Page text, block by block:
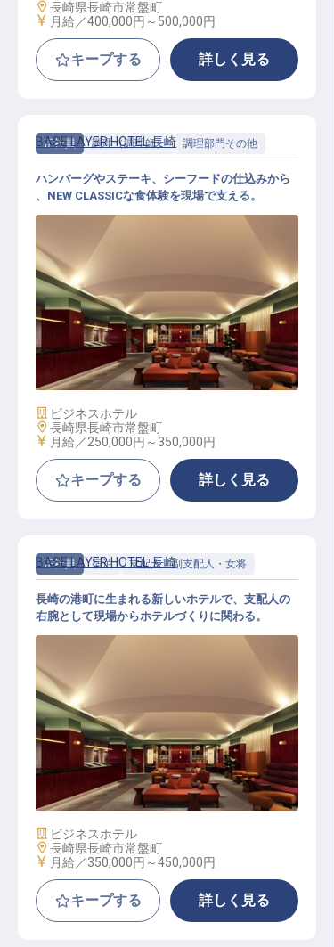
勤務地
長崎県長崎市常盤町
給与
月給／400,000円～ 500,000円
キープする 詳しく見る
正社員 調理（調理師） 調理部門その他
キッチン調理│月給25万円～／今冬
開業のホテルレストラン／スーシェ
フ候補も歓迎
BASE LAYER HOTEL 長崎
ハンバーグやステーキ、シーフードの仕込みから
、NEW CLASSICな食体験を現場で支える。
施設業態
ビジネスホテル
勤務地
長崎県長崎市常盤町
給与
月給／250,000円～ 350,000円
キープする 詳しく見る
正社員 宿泊 支配人・副支配人・女将
副支配人│月給35万円～／今冬長崎
に開業するカルチャービジネスホテ
ル／支配人の右腕として立ち上げに
参画
BASE LAYER HOTEL 長崎
長崎の港町に生まれる新しいホテルで、支配人の
右腕として現場からホテルづくりに関わる。
施設業態
ビジネスホテル
勤務地
長崎県長崎市常盤町
給与
月給／350,000円～450,000円
キープする 詳しく見る